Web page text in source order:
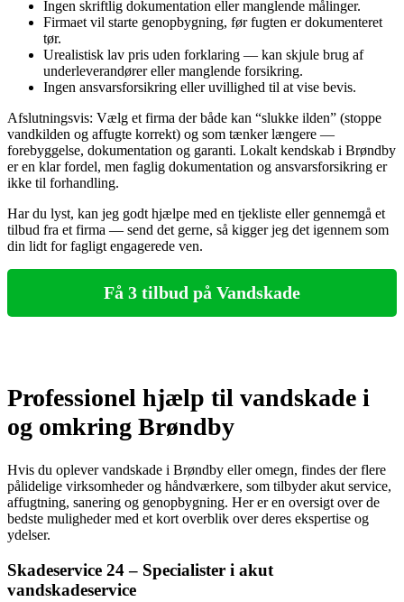
Ingen skriftlig dokumentation eller manglende målinger.
Firmaet vil starte genopbygning, før fugten er dokumenteret
tør.
Urealistisk lav pris uden forklaring — kan skjule brug af
underleverandører eller manglende forsikring.
Ingen ansvarsforsikring eller uvillighed til at vise bevis.
Afslutningsvis: Vælg et firma der både kan “slukke ilden” (stoppe
vandkilden og affugte korrekt) og som tænker længere —
forebyggelse, dokumentation og garanti. Lokalt kendskab i Brøndby
er en klar fordel, men faglig dokumentation og ansvarsforsikring er
ikke til forhandling.
Har du lyst, kan jeg godt hjælpe med en tjekliste eller gennemgå et
tilbud fra et firma — send det gerne, så kigger jeg det igennem som
din lidt for fagligt engagerede ven.
Få 3 tilbud på Vandskade
Professionel hjælp til vandskade i
og omkring Brøndby
Hvis du oplever vandskade i Brøndby eller omegn, findes der flere
pålidelige virksomheder og håndværkere, som tilbyder akut service,
affugtning, sanering og genopbygning. Her er en oversigt over de
bedste muligheder med et kort overblik over deres ekspertise og
ydelser.
Skadeservice 24 – Specialister i akut
vandskadeservice